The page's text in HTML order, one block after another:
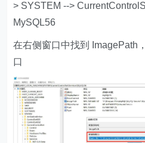
> SYSTEM -->
MySQL56
在右侧窗口中找到 ImagePath
口